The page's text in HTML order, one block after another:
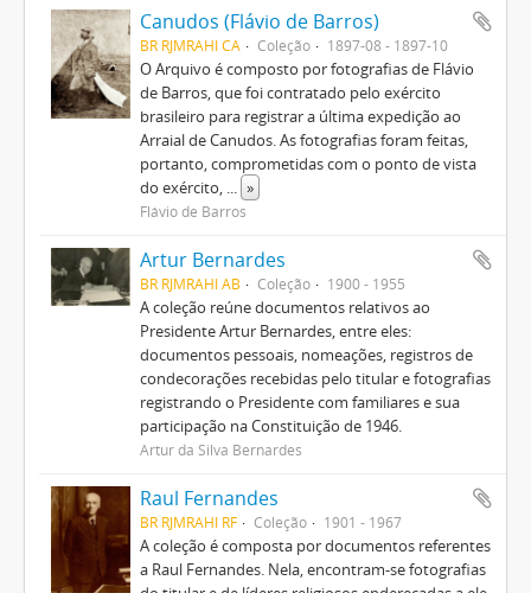
Canudos (Flávio de Barros)
BR RJMRAHI CA Coleção 1897-08 - 1897-10
O Arquivo é composto por fotografias de Flávio
de Barros, que foi contratado pelo exército
brasileiro para registrar a última expedição ao
Arraial de Canudos. As fotografias foram feitas,
portanto, comprometidas com o ponto de vista
do exército, ... »
Flávio de Barros
Artur Bernardes
BR RJMRAHI AB Coleção 1900 - 1955
A coleção reúne documentos relativos ao
Presidente Artur Bernardes, entre eles:
documentos pessoais, nomeações, registros de
condecorações recebidas pelo titular e fotografias
registrando o Presidente com familiares e sua
participação na Constituição de 1946.
Artur da Silva Bernardes
Raul Fernandes
BR RJMRAHI RF Coleção 1901 - 1967
A coleção é composta por documentos referentes
a Raul Fernandes. Nela, encontram-se fotografias